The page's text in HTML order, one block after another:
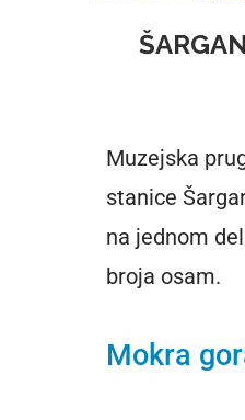
Muzejska
stanice
na jednom
broja osam.
Mokra